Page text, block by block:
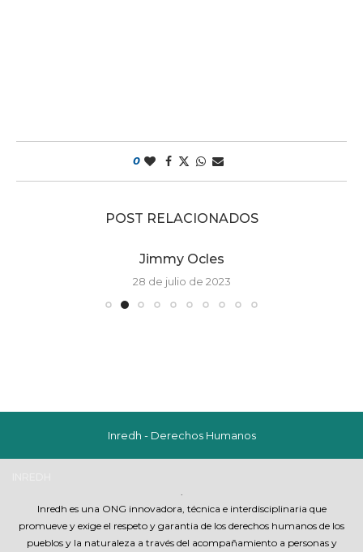
0
POST RELACIONADOS
Jimmy Ocles
28 de julio de 2023
Inredh - Derechos Humanos
Inredh es una ONG innovadora, técnica e interdisciplinaria que
promueve y exige el respeto y garantia de los derechos humanos de los
pueblos y la naturaleza a través del acompañamiento a personas y